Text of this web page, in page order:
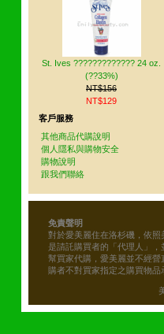
St. Ives ????????????? 24 oz.
(??33%)
NT$156
NT$129
客戶服務
其他商品代購說明
個人隱私與購物安全
購物說明
跟我們聯絡
免責聲明
對於愛美麗住在洛杉磯，依
是請託購買者的「代理人」
幫買家代購，愛美麗並不經
購者不對買家指定之購買物